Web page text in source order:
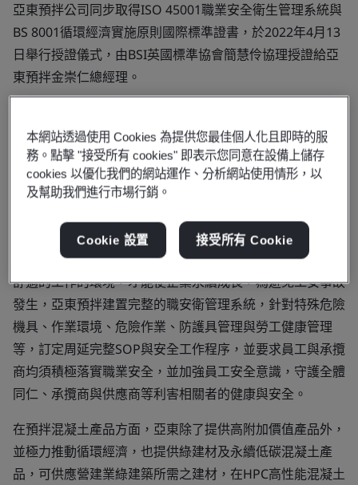
亞東預拌公司同步取得ISO 45001職業安全衛生管理系統與
BS 8001循環經濟實施原則國際標準證書，於2022年4月13
日舉行授證儀式，由BSI英國標準協會簡慧伶協理授證給亞
東預拌金崇仁總經理。
與顧客共同組成堅強團隊，成為營建業永續成長的動能」，
除了供應客戶高品質之高性能混凝土產品外，也提供專業服
務與營建業共同組成堅強建築團隊，與客戶共同蘊育成長的
動能，也讓消費者能夠有「安心宅，安心材」的百年建築。
對亞東預拌公司而言，公司內部人力資源是最珍貴的資產，
公司持續不斷培養專業優秀人才外，也要讓員工有健康安全
舒適的工作的環境，才能使企業永續成長，為避免工安事故
發生，亞東預拌建置完整的職安衛管理系統，針對特殊危險
機具、作業環境、危險作業、防護具管理與勞工健康管理
等，訂定周延完整SOP與安全工作程序，並要求員工與承攬
商均須積極落實職業安全，並加強員工安全意識，守護全體
同仁、承攬商與供應商等利害相關者的健康與安全。
在預拌混凝土產品方面，亞東除了提供高附加價值產品外，
並極力推動循環經濟，也提供綠建材及永續低碳混凝土產
品，可供應營建業綠建築所需之建材，在HPC高性能混凝土
本網站透過使用 Cookies 為提供您最佳個人化且即時的服
務。點擊 "接受所有 cookies" 即表示您同意在設備上儲存
cookies 以優化我們的網站運作、分析網站使用情形，以
及幫助我們進行市場行銷。
Cookie 設置 接受所有 Cookie